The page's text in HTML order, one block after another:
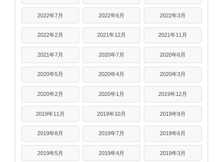
2022年7月 2022年6月 2022年3月
2022年2月 2021年12月 2021年11月
2021年7月 2020年7月 2020年6月
2020年5月 2020年4月 2020年3月
2020年2月 2020年1月 2019年12月
2019年11月 2019年10月 2019年9月
2019年8月 2019年7月 2019年6月
2019年5月 2019年4月 2019年3月